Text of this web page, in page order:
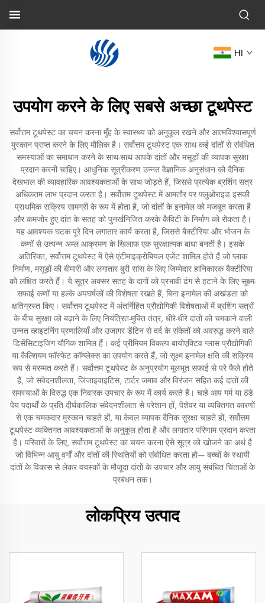
HI
उपयोग करने के लिए सबसे अच्छा टूथपेस्ट
सर्वोत्तम टूथपेस्ट का चयन करना मुँह के स्वास्थ्य को अनुकूल रखने और आत्मविश्वासपूर्ण
मुस्कान प्राप्त करने के लिए मौलिक है। सर्वोत्तम टूथपेस्ट एक साथ कई दांतों से संबंधित
समस्याओं का समाधान करने के साथ-साथ आपके दांतों और मसूड़ों की व्यापक सुरक्षा
प्रदान करनी चाहिए। आधुनिक सूत्रीकरण उन्नत वैज्ञानिक अनुसंधान को दैनिक
देखभाल की व्यावहारिक आवश्यकताओं के साथ जोड़ते हैं, जिससे प्रत्येक ब्रशिंग सत्र
अधिकतम लाभ प्रदान करता है। सर्वोत्तम टूथपेस्ट में आमतौर पर फ्लुओराइड इसकी
प्राथमिक सक्रिय सामग्री के रूप में होता है, जो दांतों के इनामेल को मजबूत करता है
और कमजोर हुए दांत के सतह को पुनर्खनिजित करके कैविटी के निर्माण को रोकता है।
यह आवश्यक घटक पूरे दिन लगातार कार्य करता है, जिससे बैक्टीरिया और भोजन के
कणों से उत्पन्न अम्ल आक्रमण के खिलाफ एक सुरक्षात्मक बाधा बनती है। इसके
अतिरिक्त, सर्वोत्तम टूथपेस्ट में ऐसे एंटीमाइक्रोबियल एजेंट शामिल होते हैं जो प्लाक
निर्माण, मसूड़ों की बीमारी और लगातार बुरी सांस के लिए जिम्मेदार हानिकारक बैक्टीरिया
को लक्षित करते हैं। ये सूत्र अक्सर सतह के दागों को प्रभावी ढंग से हटाने के लिए सूक्ष्म-
सफाई कणों या हल्के अपघर्षकों की विशेषता रखते हैं, बिना इनामेल की अखंडता को
क्षतिग्रस्त किए। सर्वोत्तम टूथपेस्ट में अंतर्निहित प्रौद्योगिकी विशेषताओं में ब्रशिंग सत्रों
के बीच सुरक्षा को बढ़ाने के लिए नियंत्रित-मुक्ति तंत्र, धीरे-धीरे दांतों को चमकाने वाली
उन्नत व्हाइटनिंग प्रणालियाँ और उजागर डेंटिन से दर्द के संकेतों को अवरुद्ध करने वाले
डिसेंसिटाइजिंग यौगिक शामिल हैं। कई प्रीमियम विकल्प बायोएक्टिव ग्लास प्रौद्योगिकी
या कैल्शियम फॉस्फेट कॉम्प्लेक्स का उपयोग करते हैं, जो सूक्ष्म इनामेल क्षति की सक्रिय
रूप से मरम्मत करते हैं। सर्वोत्तम टूथपेस्ट के अनुप्रयोग मूलभूत सफाई से परे फैले होते
हैं, जो संवेदनशीलता, जिंजाइवाइटिस, टार्टर जमाव और विरंजन सहित कई दांतों की
समस्याओं के विरुद्ध एक निवारक उपचार के रूप में कार्य करते हैं। चाहे आप गर्म या ठंडे
पेय पदार्थों के प्रति दीर्घकालिक संवेदनशीलता से परेशान हों, पेशेवर या व्यक्तिगत कारणों
से एक चमकदार मुस्कान चाहते हों, या केवल व्यापक दैनिक सुरक्षा चाहते हों, सर्वोत्तम
टूथपेस्ट व्यक्तिगत आवश्यकताओं के अनुकूल होता है और लगातार परिणाम प्रदान करता
है। परिवारों के लिए, सर्वोत्तम टूथपेस्ट का चयन करना ऐसे सूत्र को खोजने का अर्थ है
जो विभिन्न आयु वर्गों और दांतों की स्थितियों को संबोधित करता हो— बच्चों के स्थायी
दांतों के विकास से लेकर वयस्कों के मौजूदा दांतों के उपचार और आयु संबंधित चिंताओं के
प्रबंधन तक।
लोकप्रिय उत्पाद